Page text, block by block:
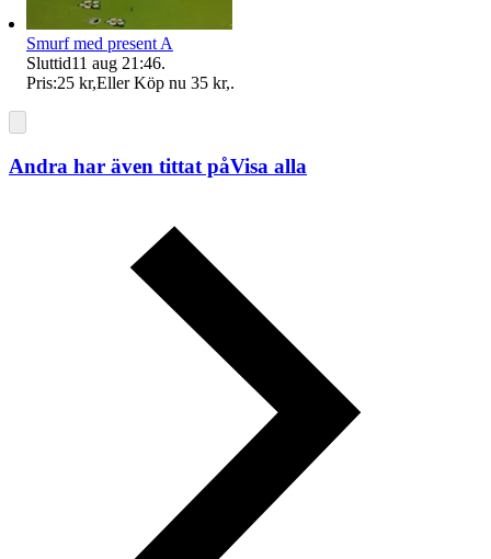
Smurf med present A
Sluttid11 aug 21:46.
Pris:25 kr,Eller Köp nu 35 kr,.
Andra har även tittat påVisa alla